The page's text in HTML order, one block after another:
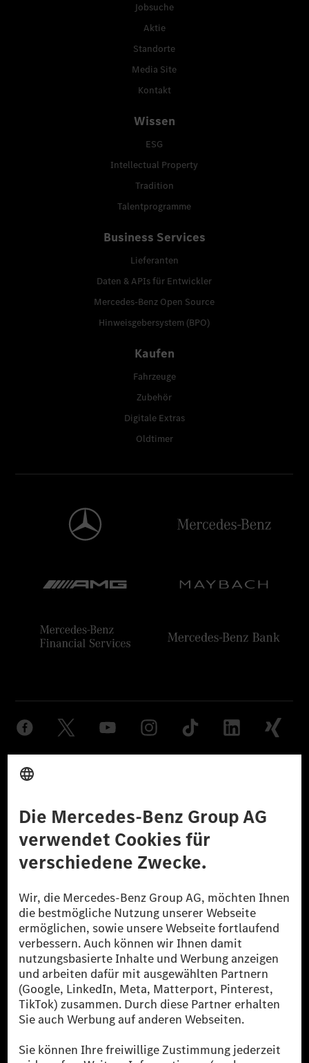
Jobsuche
Aktie
Standorte
Media Site
Kontakt
Wissen
ESG
Intellectual Property
Tradition
Talentprogramme
Business Services
Lieferanten
Daten & APIs für Entwickler
Mercedes-Benz Open Source
Hinweisgebersystem (BPO)
Kaufen
Fahrzeuge
Zubehör
Digitale Extras
Oldtimer
© 2026 Mercedes-Benz Group AG. Alle Rechte vorbehalten.
reduzierte CO₂-Emissionen bei der Mercedes-Benz Group durch
zertifizierte Ausgleichsprojekte kompensiert werden.
[2] Renewable Charging ist ein integraler Bestandteil von MB.CHARGE
Public in Europa, den USA, Kanada und China. Sofern an der jeweiligen
Ladestation noch kein Strom aus erneuerbaren Energien vorliegt,
verwendet Renewable Charging Grünstromzertifikate*. Diese stellen
sicher, dass für Ladevorgänge über MB.CHARGE Public eine äquivalente
Strommenge aus erneuerbaren Energien ins Stromnetz eingespeist wird.
Sie stammen ausschließlich aus Wind- und Solarkraftanlagen, die jünger
als sechs Jahre sind.
* Inkl. EKOenergy Ökolabel
* Die angegebenen Werte wurden nach dem vorgeschriebenen
Messverfahren WLTP (Worldwide harmonised Light vehicles Test